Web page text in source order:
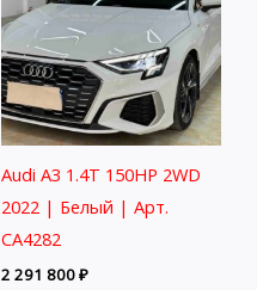
Audi A3 1.4T 150HP 2WD
2022 | Белый | Арт.
CA4282
2 291 800₽